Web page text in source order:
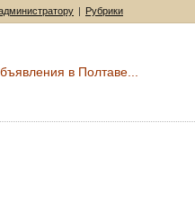
| Рубрики
в Полтаве...